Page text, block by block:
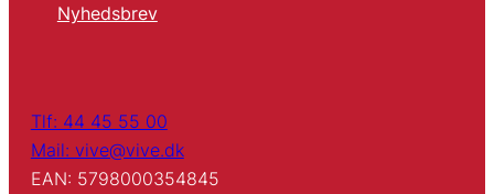
Nyhedsbrev
Tlf: 44 45 55 00
Mail: vive@vive.dk
EAN: 5798000354845